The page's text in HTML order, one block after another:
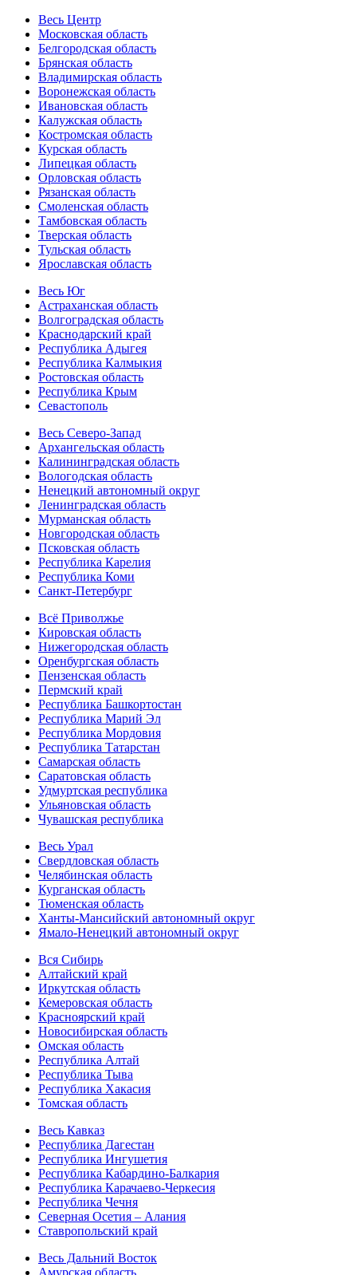
Весь Центр
Московская область
Белгородская область
Брянская область
Владимирская область
Воронежская область
Ивановская область
Калужская область
Костромская область
Курская область
Липецкая область
Орловская область
Рязанская область
Смоленская область
Тамбовская область
Тверская область
Тульская область
Ярославская область
Весь Юг
Астраханская область
Волгоградская область
Краснодарский край
Республика Адыгея
Республика Калмыкия
Ростовская область
Республика Крым
Севастополь
Весь Северо-Запад
Архангельская область
Калининградская область
Вологодская область
Ненецкий автономный округ
Ленинградская область
Мурманская область
Новгородская область
Псковская область
Республика Карелия
Республика Коми
Санкт-Петербург
Всё Приволжье
Кировская область
Нижегородская область
Оренбургская область
Пензенская область
Пермский край
Республика Башкортостан
Республика Марий Эл
Республика Мордовия
Республика Татарстан
Самарская область
Саратовская область
Удмуртская республика
Ульяновская область
Чувашская республика
Весь Урал
Свердловская область
Челябинская область
Курганская область
Тюменская область
Ханты-Мансийский автономный округ
Ямало-Ненецкий автономный округ
Вся Сибирь
Алтайский край
Иркутская область
Кемеровская область
Красноярский край
Новосибирская область
Омская область
Республика Алтай
Республика Тыва
Республика Хакасия
Томская область
Весь Кавказ
Республика Дагестан
Республика Ингушетия
Республика Кабардино-Балкария
Республика Карачаево-Черкесия
Республика Чечня
Северная Осетия – Алания
Ставропольский край
Весь Дальний Восток
Амурская область